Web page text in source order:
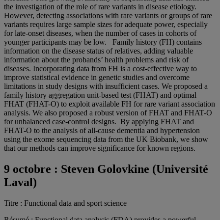
the investigation of the role of rare variants in disease etiology.
However, detecting associations with rare variants or groups of rare
variants requires large sample sizes for adequate power, especially
for late-onset diseases, when the number of cases in cohorts of
younger participants may be low. Family history (FH) contains
information on the disease status of relatives, adding valuable
information about the probands’ health problems and risk of
diseases. Incorporating data from FH is a cost-effective way to
improve statistical evidence in genetic studies and overcome
limitations in study designs with insufficient cases. We proposed a
family history aggregation unit-based test (FHAT) and optimal
FHAT (FHAT-O) to exploit available FH for rare variant association
analysis. We also proposed a robust version of FHAT and FHAT-O
for unbalanced case-control designs. By applying FHAT and
FHAT-O to the analysis of all-cause dementia and hypertension
using the exome sequencing data from the UK Biobank, we show
that our methods can improve significance for known regions.
9 octobre : Steven Golovkine (Université
Laval)
Titre : Functional data and sport science